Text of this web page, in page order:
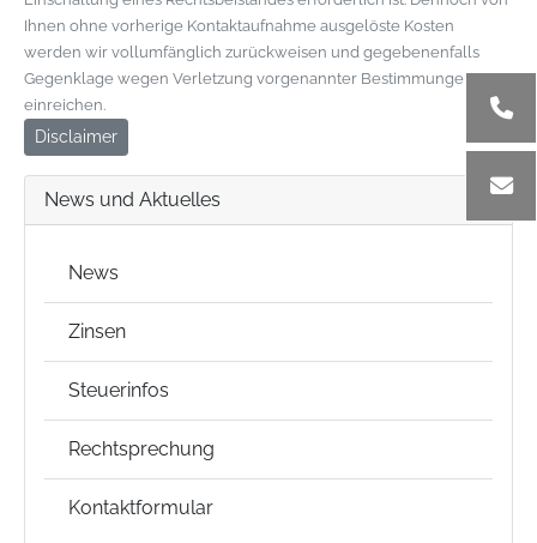
Ihnen ohne vorherige Kontaktaufnahme ausgelöste Kosten
werden wir vollumfänglich zurückweisen und gegebenenfalls
Gegenklage wegen Verletzung vorgenannter Bestimmungen
einreichen.
Disclaimer
News und Aktuelles
News
Zinsen
Steuerinfos
Rechtsprechung
Kontaktformular